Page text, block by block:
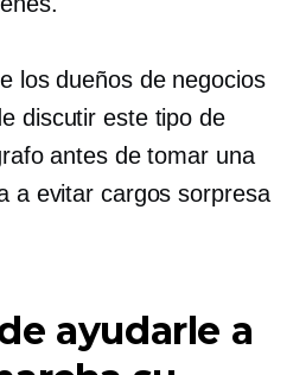
los dueños de negocios
discutir este tipo de
antes de tomar una
a evitar cargos sorpresa
ayudarle a